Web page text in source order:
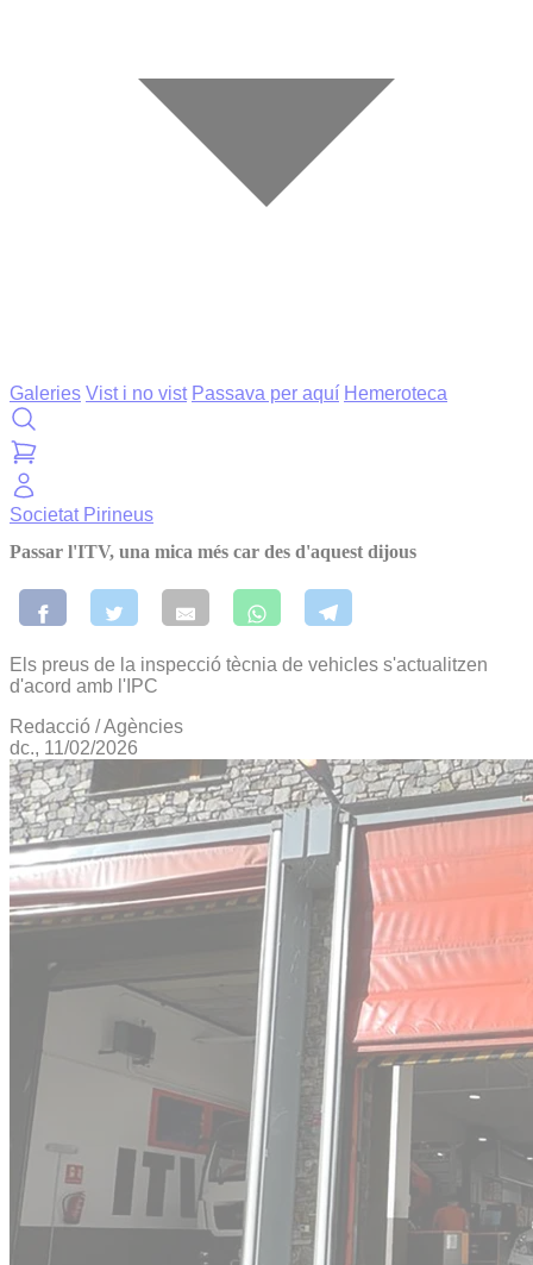
Galeries Vist i no vist Passava per aquí Hemeroteca
Societat Pirineus
Passar l'ITV, una mica més car des d'aquest dijous
Els preus de la inspecció tècnia de vehicles s'actualitzen
d'acord amb l'IPC
Redacció / Agències
dc., 11/02/2026